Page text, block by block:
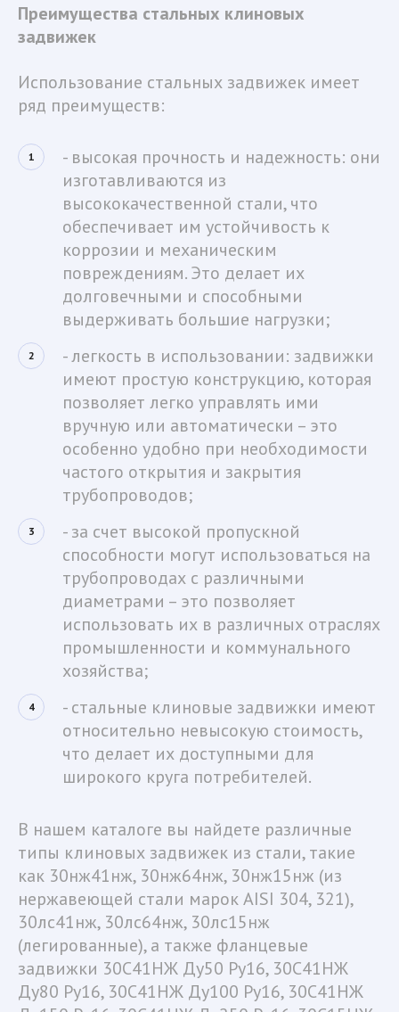
Преимущества стальных клиновых
задвижек
Использование стальных задвижек имеет
ряд преимуществ:
- высокая прочность и надежность: они
изготавливаются из
высококачественной стали, что
обеспечивает им устойчивость к
коррозии и механическим
повреждениям. Это делает их
долговечными и способными
выдерживать большие нагрузки;
- легкость в использовании: задвижки
имеют простую конструкцию, которая
позволяет легко управлять ими
вручную или автоматически – это
особенно удобно при необходимости
частого открытия и закрытия
трубопроводов;
- за счет высокой пропускной
способности могут использоваться на
трубопроводах с различными
диаметрами – это позволяет
использовать их в различных отраслях
промышленности и коммунального
хозяйства;
- стальные клиновые задвижки имеют
относительно невысокую стоимость,
что делает их доступными для
широкого круга потребителей.
В нашем каталоге вы найдете различные
типы клиновых задвижек из стали, такие
как 30нж41нж, 30нж64нж, 30нж15нж (из
нержавеющей стали марок AISI 304, 321),
30лс41нж, 30лс64нж, 30лс15нж
(легированные), а также фланцевые
задвижки 30С41НЖ Ду50 Ру16, 30С41НЖ
Ду80 Ру16, 30С41НЖ Ду100 Ру16, 30С41НЖ